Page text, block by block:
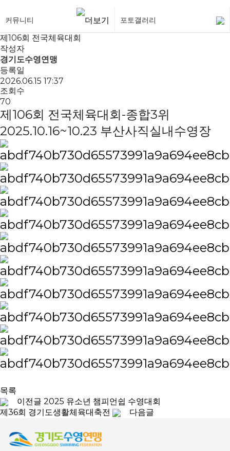
커뮤니티 포토갤러리
제106회 전국체육대회
작성자
경기도수영연맹
등록일
2026.06.15 17:37
조회수
70
제106회 전국체육대회-종합3위
2025.10.16~10.23 부산사직실내수영장
목록
이전글 2025 유소년 챔피언쉽 수영대회
제36회 경기도생활체육대축전
다음글